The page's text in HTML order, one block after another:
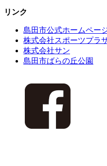
リンク
島田市公式ホームペー
株式会社スポーツプラ
株式会社サン
島田市ばらの丘公園